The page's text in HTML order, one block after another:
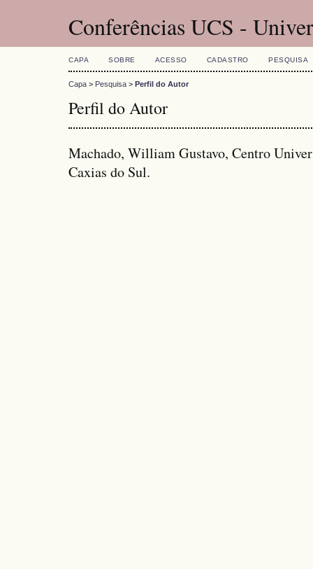
Conferências UCS -
CAPA SOBRE ACESSO CADASTRO PESQUISA
Capa > Pesquisa > Perfil do Autor
Perfil do Autor
Machado, William Gustavo, Centro
Caxias do Sul.